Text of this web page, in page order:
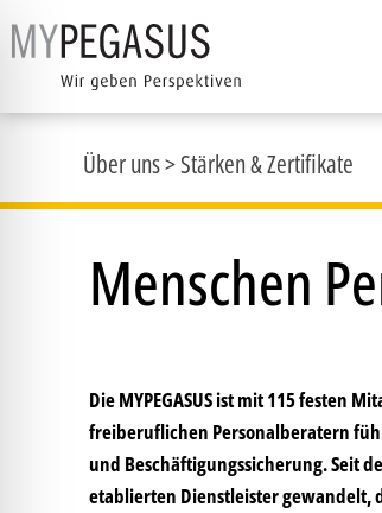
Über uns>Stärken & Zertifikate
Menschen
Die MYPEGASUS ist mit 115 festen
freiberuflichen Personalberatern
und Beschäftigungssicherung. Seit
etablierten Dienstleister